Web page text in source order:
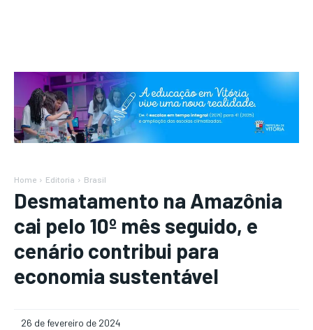
Home Editoria Brasil
Desmatamento na Amazônia
cai pelo 10º mês seguido, e
cenário contribui para
economia sustentável
26 de fevereiro de 2024